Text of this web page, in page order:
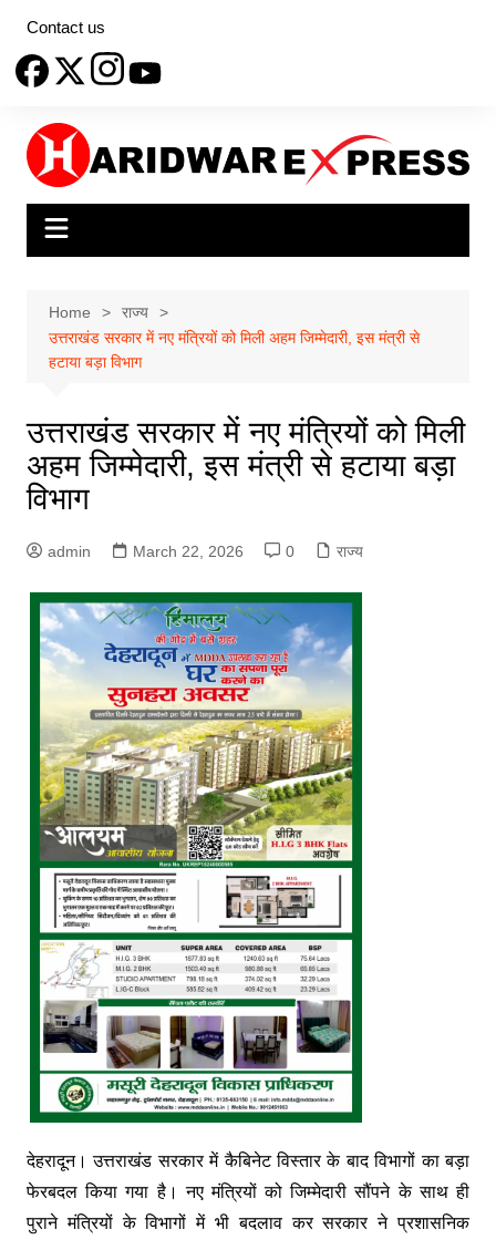
content
Contact us
Home
राज्य
उत्तराखंड सरकार में नए मंत्रियों को मिली अहम जिम्मेदारी, इस मंत्री से
हटाया बड़ा विभाग
उत्तराखंड सरकार में नए मंत्रियों को मिली
अहम जिम्मेदारी, इस मंत्री से हटाया बड़ा
विभाग
admin March 22, 2026 0 राज्य
देहरादून। उत्तराखंड सरकार में कैबिनेट विस्तार के बाद विभागों का बड़ा
फेरबदल किया गया है। नए मंत्रियों को जिम्मेदारी सौंपने के साथ ही
पुराने मंत्रियों के विभागों में भी बदलाव कर सरकार ने प्रशासनिक